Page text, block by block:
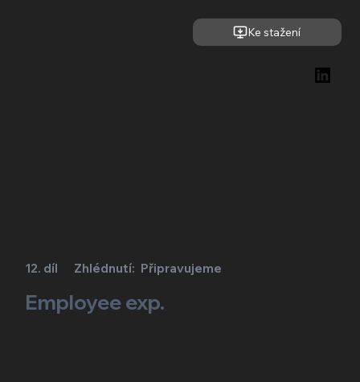
12. díl Zhlédnutí: Připravujeme
Employee exp.
Ke stažení